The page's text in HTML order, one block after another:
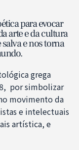
para evocar
arte e da cultura
e nos torna
grega
por simbolizar
movimento da
e intelectuais
artística, e